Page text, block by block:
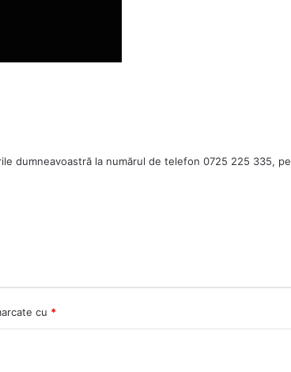
dumneavoastră la numărul de telefon 0725 225 335, pe
cu *